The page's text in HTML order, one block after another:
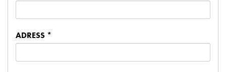
ADRESS *